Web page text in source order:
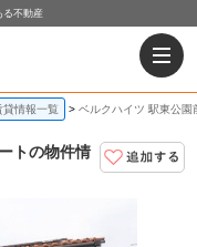
る不動産
貸情報一覧 ベルクハイツ 駅東公園
トの物件情